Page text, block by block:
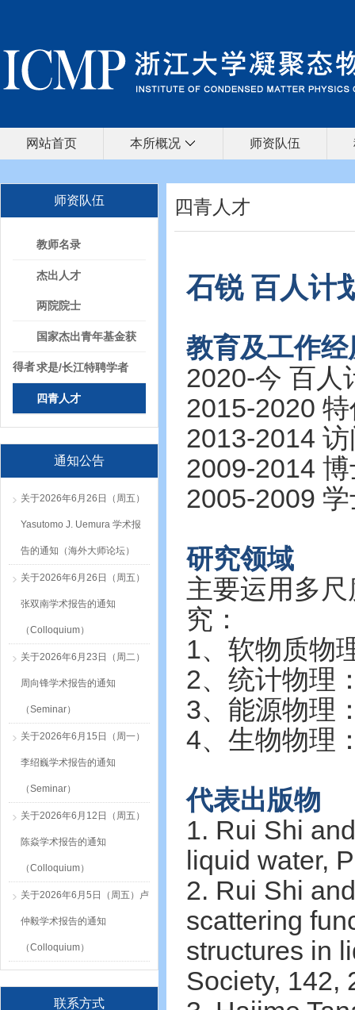
网站首页 本所概况 师资队伍
师资队伍
教师名录
杰出人才
两院院士
国家杰出青年基金获
得者求是/长江特聘学者
四青人才
通知公告
关于2026年6月26日（周五）
Yasutomo J. Uemura 学术报
告的通知（海外大师论坛）
关于2026年6月26日（周五）
张双南学术报告的通知
（Colloquium）
关于2026年6月23日（周二）
周向锋学术报告的通知
（Seminar）
关于2026年6月15日（周一）
李绍巍学术报告的通知
（Seminar）
关于2026年6月12日（周五）
陈焱学术报告的通知
（Colloquium）
关于2026年6月5日（周五）卢
仲毅学术报告的通知
（Colloquium）
联系方式
四青人才
石锐 百人计
教育及工作经
2020-今 百人
2015-2020
2013-2014
2009-2014
2005-2009
研究领域
主要运用多
究：
1、软物质物
2、统计物理
3、能源物理
4、生物物理
代表出版物
1. Rui Shi
liquid water,
2. Rui Shi
scattering
structures in
Society, 142,